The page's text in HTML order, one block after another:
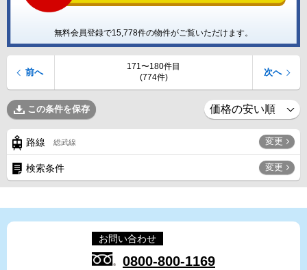
無料会員登録で15,778件の物件がご覧いただけます。
171〜180件目
(774件)
前へ 次へ
この条件を保存
路線 総武線 変更
検索条件 変更
お問い合わせ
0800-800-1169